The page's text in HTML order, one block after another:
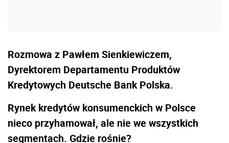
Rozmowa z Pawłem Sienkiewiczem,
Dyrektorem Departamentu Produktów
Kredytowych Deutsche Bank Polska.
Rynek kredytów konsumenckich w Polsce
nieco przyhamował, ale nie we wszystkich
segmentach. Gdzie rośnie?